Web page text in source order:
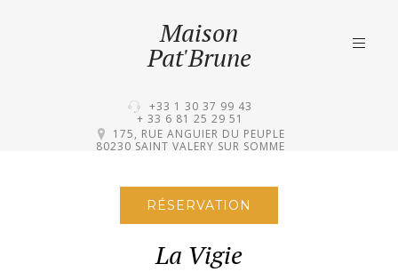
Maison
Pat'Brune
RÉSERVATION
+33 1 30 37 99 43
+ 33 6 81 25 29 51
175, RUE ANGUIER DU PEUPLE
80230 SAINT VALERY SUR SOMME
La Vigie